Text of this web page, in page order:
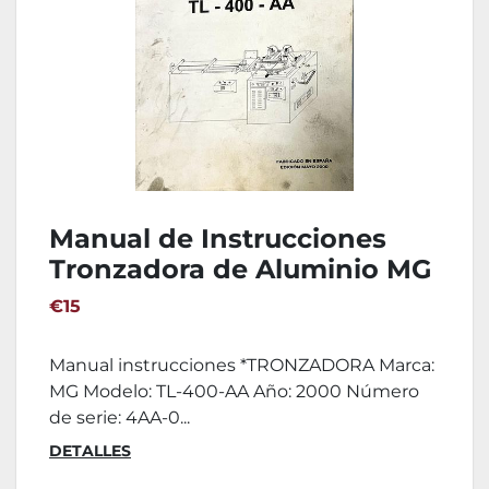
Manual de Instrucciones
Tronzadora de Aluminio MG
TL-400-AA
€15
Manual instrucciones *TRONZADORA Marca:
MG Modelo: TL-400-AA Año: 2000 Número
de serie: 4AA-0...
DETALLES